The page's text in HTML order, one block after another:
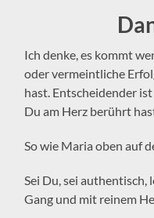
Ich denke, es kommt
oder vermeintliche
hast. Entscheidender
Du am Herz berührt
So wie Maria oben auf
Sei Du, sei authentisch,
Gang und mit reinem